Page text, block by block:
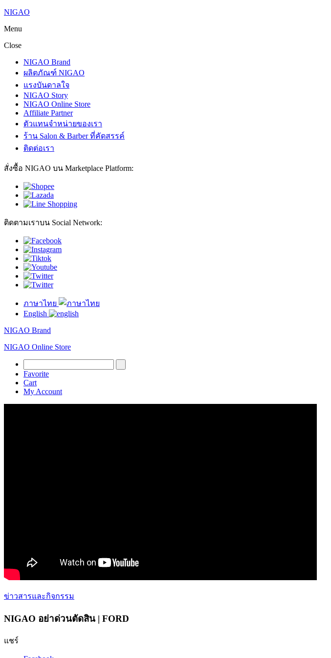
NIGAO
Menu
Close
NIGAO Brand
ผลิตภัณฑ์ NIGAO
แรงบันดาลใจ
NIGAO Story
NIGAO Online Store
Affiliate Partner
ตัวแทนจำหน่ายของเรา
ร้าน Salon & Barber ที่คัดสรรค์
ติดต่อเรา
สั่งซื้อ NIGAO บน Marketplace Platform:
ติดตามเราบน Social Network:
ภาษาไทย
English
NIGAO Brand
NIGAO Online Store
Favorite
Cart
My Account
ข่าวสารและกิจกรรม
NIGAO อย่าด่วนตัดสิน | FORD
แชร์